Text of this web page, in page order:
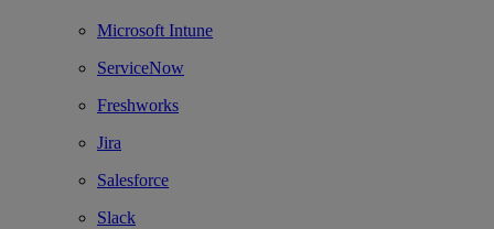
Microsoft Intune
ServiceNow
Freshworks
Jira
Salesforce
Slack